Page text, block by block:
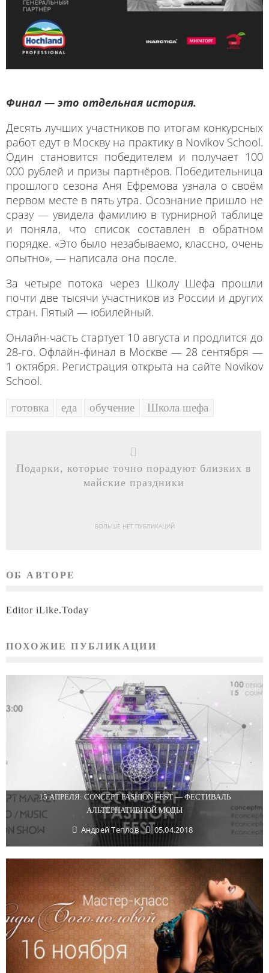
Финал — это отдельная история.
Десять лучших участников по итогам конкурсных
работ едут в Москву на практику в Novikov School.
Один становится победителем и получает 100
000 рублей и призы партнёров. Победительница
прошлого сезона Аня Ефремова узнала о своём
первом месте в пять утра. Осознание пришло не
сразу — увидела фамилию в турнирной таблице
и поняла, что список составлен в обратном
порядке. «Это было незабываемо, классно, очень
опытно», — написала она после.
За четыре потока через Школу Шефа прошли
почти две тысячи участников из России и других
стран. Пятый — юбилейный.
Онлайн-часть стартует 10 августа и продлится до
28-го. Офлайн-финал в Москве — 28 сентября —
1 октября. Регистрация открыта на сайте Novikov
School.
готовка еда обучение Школа шефа
Подарки, которые точно порадуют близких в
майские праздники
БОЛЬШЕ НЕТ ПУБЛИКАЦИЙ
ОБ АВТОРЕ
Editor iLike.Today
ПОХОЖИЕ ПУБЛИКАЦИИ
15 АПРЕЛЯ: CONCEPT FASHION FEST — ФЕСТИВАЛЬ
АЛЬТЕРНАТИВНОЙ МОДЫ
Андрей Теплов 05.04.2018